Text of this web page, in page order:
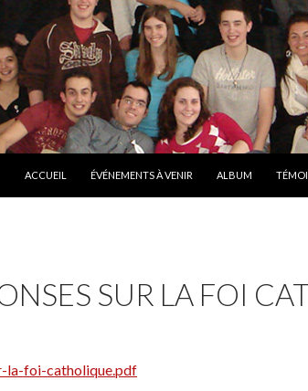
ACCUEIL
ÉVÉNEMENTS À VENIR ALBUM
SUR LA FOI
la-foi-catholique.pdf